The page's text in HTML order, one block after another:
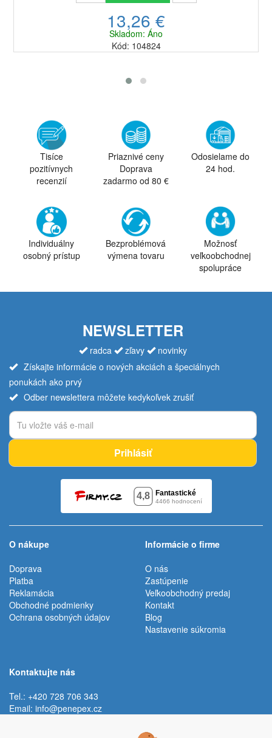
13,26 €
Skladom: Áno
Kód: 104824
Tisíce
pozitívnych
recenzií
Priaznivé ceny
Doprava
zadarmo od 80 €
Odosielame do
24 hod.
Individuálny
osobný prístup
Bezproblémová
výmena tovaru
Možnosť
veľkoobchodnej
spolupráce
NEWSLETTER
radca zľavy
novinky
Získajte informácie o nových akciách a špeciálnych
ponukách ako prvý
Odber newslettera môžete kedykoľvek zrušiť
Prihlásiť
O nákupe
Doprava
Platba
Reklamácia
Obchodné podmienky
Ochrana osobných údajov
Informácie o firme
O nás
Zastúpenie
Veľkoobchodný predaj
Kontakt
Blog
Nastavenie súkromia
Kontaktujte nás
Tel.: +420 728 706 343
Email: info@penepex.cz
Trávník 2076, 686 03 Staré Město